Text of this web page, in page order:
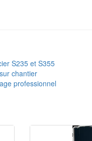
S235 et S355
chantier
professionnel